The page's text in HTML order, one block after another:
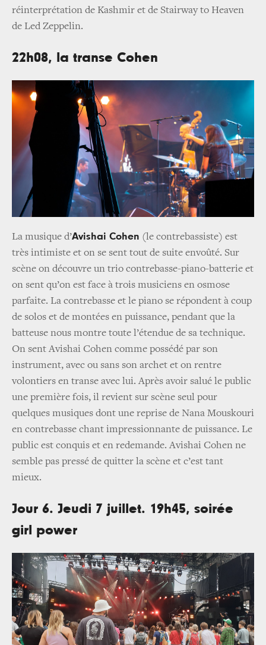
réinterprétation de Kashmir et de Stairway to Heaven
de Led Zeppelin.
22h08, la transe Cohen
La musique d’Avishai Cohen (le contrebassiste) est
très intimiste et on se sent tout de suite envoûté. Sur
scène on découvre un trio contrebasse-piano-batterie et
on sent qu’on est face à trois musiciens en osmose
parfaite. La contrebasse et le piano se répondent à coup
de solos et de montées en puissance, pendant que la
batteuse nous montre toute l’étendue de sa technique.
On sent Avishai Cohen comme possédé par son
instrument, avec ou sans son archet et on rentre
volontiers en transe avec lui. Après avoir salué le public
une première fois, il revient sur scène seul pour
quelques musiques dont une reprise de Nana Mouskouri
en contrebasse chant impressionnante de puissance. Le
public est conquis et en redemande. Avishai Cohen ne
semble pas pressé de quitter la scène et c’est tant
mieux.
Jour 6. Jeudi 7 juillet. 19h45, soirée
girl power